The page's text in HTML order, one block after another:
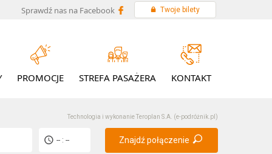
Sprawdź nas na Facebook Twoje bilety
PROMOCJE STREFA PASAŻERA KONTAKT
Technologia i wykonanieTeroplan S.A. (e-podróżnik.pl)
-- : -- Znajdź połączenie